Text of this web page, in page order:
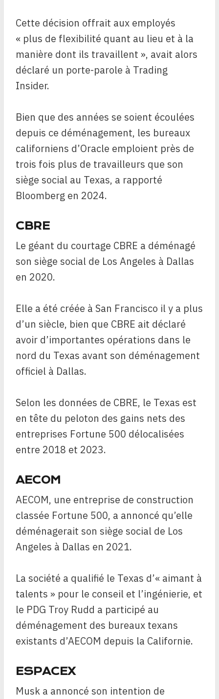
Cette décision offrait aux employés
« plus de flexibilité quant au lieu et à la
manière dont ils travaillent », avait alors
déclaré un porte-parole à Trading
Insider.
Bien que des années se soient écoulées
depuis ce déménagement, les bureaux
californiens d’Oracle emploient près de
trois fois plus de travailleurs que son
siège social au Texas, a rapporté
Bloomberg en 2024.
CBRE
Le géant du courtage CBRE a déménagé
son siège social de Los Angeles à Dallas
en 2020.
Elle a été créée à San Francisco il y a plus
d’un siècle, bien que CBRE ait déclaré
avoir d’importantes opérations dans le
nord du Texas avant son déménagement
officiel à Dallas.
Selon les données de CBRE, le Texas est
en tête du peloton des gains nets des
entreprises Fortune 500 délocalisées
entre 2018 et 2023.
AECOM
AECOM, une entreprise de construction
classée Fortune 500, a annoncé qu’elle
déménagerait son siège social de Los
Angeles à Dallas en 2021.
La société a qualifié le Texas d’« aimant à
talents » pour le conseil et l’ingénierie, et
le PDG Troy Rudd a participé au
déménagement des bureaux texans
existants d’AECOM depuis la Californie.
ESPACEX
Musk a annoncé son intention de